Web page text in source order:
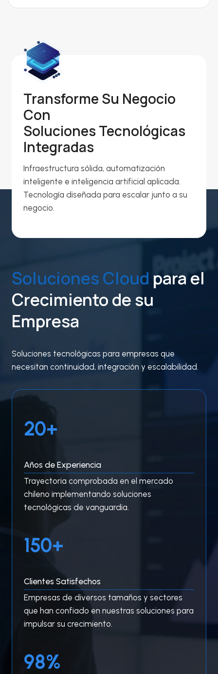
Transforme Su Negocio
Con
Soluciones Tecnológicas
Integradas
Infraestructura sólida, automatización
inteligente e inteligencia artificial aplicada.
Tecnología diseñada para escalar junto a su
negocio.
SolucionesCloud para el
Crecimiento de su
Empresa
Soluciones tecnológicas para empresas que
necesitan continuidad, integración y escalabilidad.
2
0
20+
Años de Experiencia
Trayectoria comprobada en el mercado
chileno implementando soluciones
tecnológicas de vanguardia.
1150+
Clientes Satisfechos
Empresas de diversos tamaños y sectores
que han confiado en nuestras soluciones para
impulsar su crecimiento.
9
9
99%